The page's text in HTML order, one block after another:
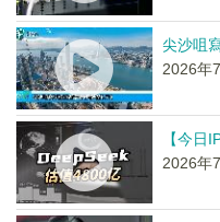
尖沙咀
2026年
【今日
2026年